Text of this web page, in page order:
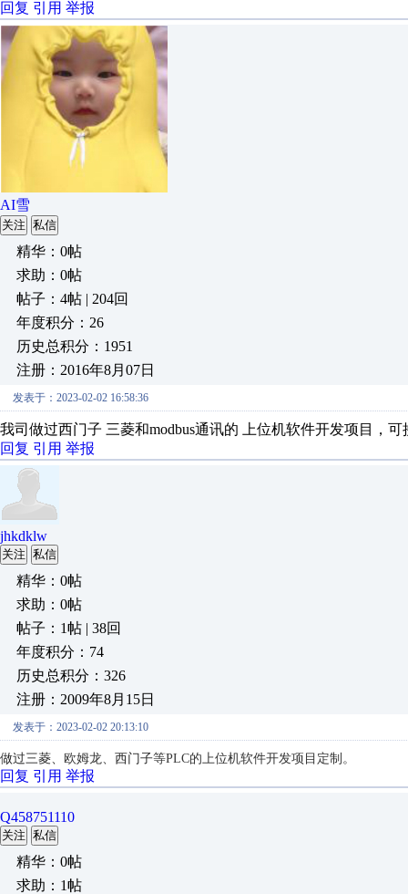
回复 引用 举报
AI雪
关注 私信
精华：0帖
求助：0帖
帖子：4帖 | 204回
年度积分：26
历史总积分：1951
注册：2016年8月07日
发表于：2023-02-02 16:58:36
我司做过西门子 三菱和modbus通讯的 上位机软件开发项目，
回复 引用 举报
jhkdklw
关注 私信
精华：0帖
求助：0帖
帖子：1帖 | 38回
年度积分：74
历史总积分：326
注册：2009年8月15日
发表于：2023-02-02 20:13:10
做过三菱、 欧姆龙、 西门子等PLC的上位机软件开发项目定制。
回复 引用 举报
Q458751110
关注 私信
精华：0帖
求助：1帖